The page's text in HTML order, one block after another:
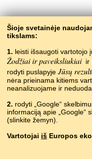
Back to
Šioje svetainėje
tikslams:
1. leisti išsaugoti vartotojo
Žodžiai ir paveiksliukiai ir
rodyti puslapyje Jūsų
nėra prieinama kitiems
neanalizuojame ir
2. rodyti „Google“
informaciją apie „Google“
(slinkite žemyn).
Vartotojai iš Europos
Copyright ©